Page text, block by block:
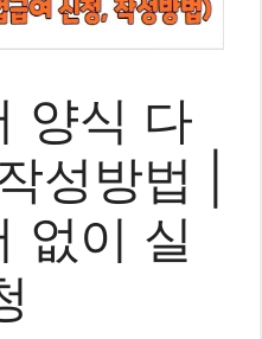
양식 다
성방법 |
없이 실